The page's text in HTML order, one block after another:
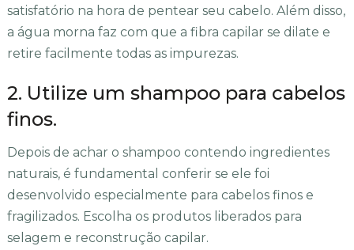
satisfatório na hora de pentear seu cabelo. Além disso,
a água morna faz com que a fibra capilar se dilate e
retire facilmente todas as impurezas.
2. Utilize um shampoo para cabelos
finos.
Depois de achar o shampoo contendo ingredientes
naturais, é fundamental conferir se ele foi
desenvolvido especialmente para cabelos finos e
fragilizados. Escolha os produtos liberados para
selagem e reconstrução capilar.